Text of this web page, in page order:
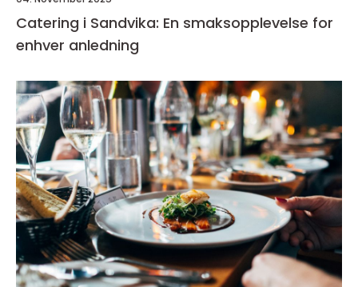
Catering i Sandvika: En smaksopplevelse for
enhver anledning